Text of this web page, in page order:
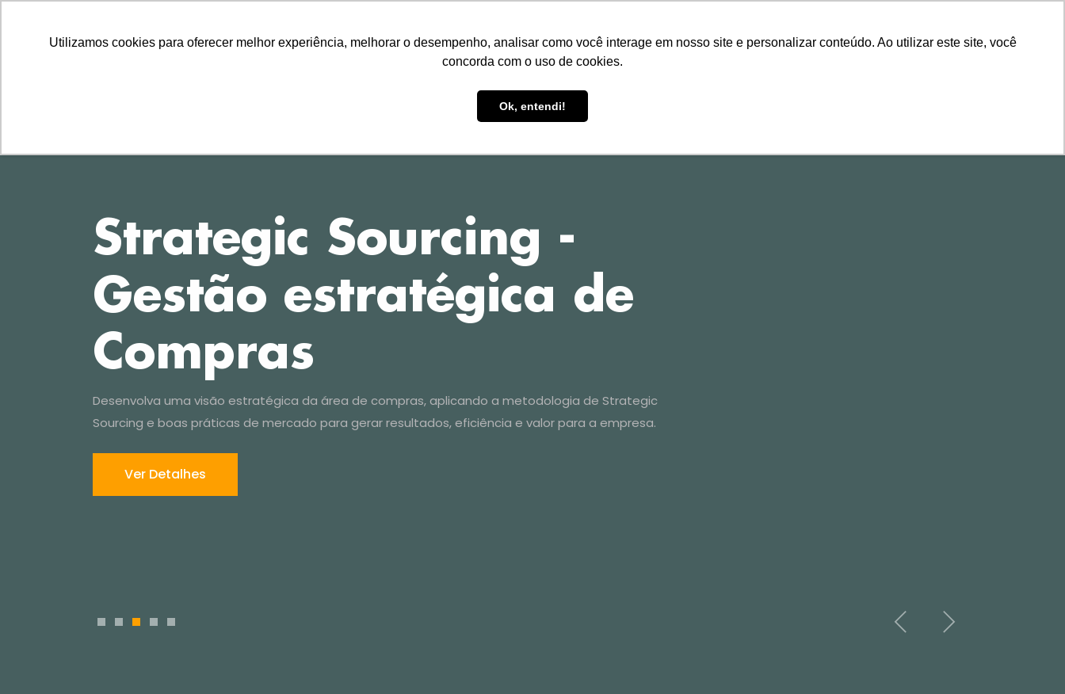
Utilizamos cookies para oferecer melhor experiência, melhorar o desempenho, analisar como você interage em nosso site e personalizar conteúdo. Ao utilizar este site, você
concorda com o uso de cookies.
Ok, entendi!
LLLLLL
1 2 3 4 5